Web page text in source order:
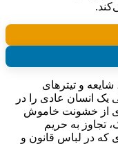
و تیترهای
یک انسان عادی را در
از خشونت خاموش
تجاوز به حریم
در لباس قانون و